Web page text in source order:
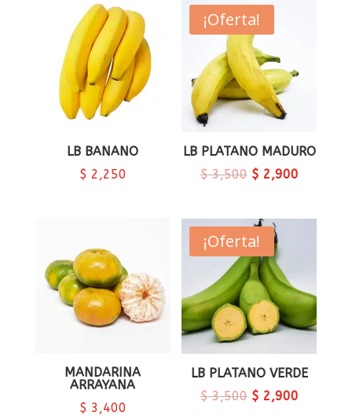
LB BANANO
$ 2,250
¡Oferta!
LB PLATANO MADURO
$3,500 $ 2,900
MANDARINA
ARRAYANA
$ 3,400
¡Oferta!
LB PLATANO VERDE
$3,500 $ 2,900